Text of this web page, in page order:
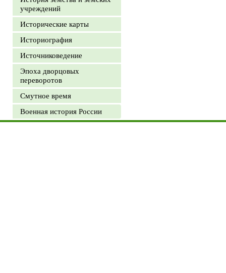
учреждений
Исторические карты
Историография
Источниковедение
Эпоха дворцовых
переворотов
Смутное время
Военная история России